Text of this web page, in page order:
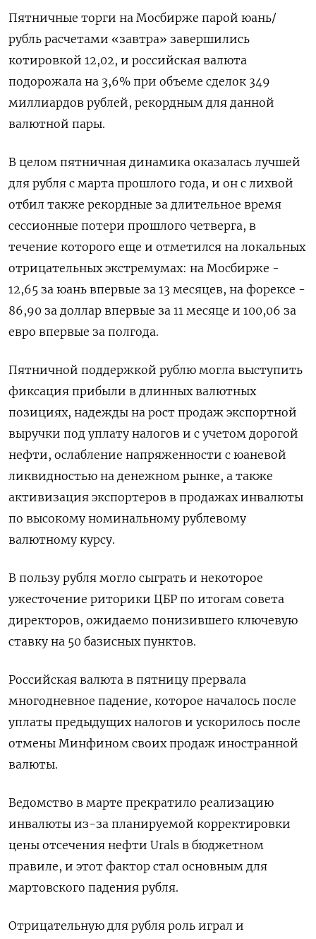
Пятничные торги на Мосбирже парой юань/
рубль расчетами «завтра» завершились
котировкой 12,02, и ​российская валюта
подорожала на 3,6% при объеме сделок 349
миллиардов рублей, рекордным для данной
валютной пары.
В целом пятничная динамика ‌оказалась лучшей
для рубля с марта прошлого года, и он с лихвой
отбил также рекордные за длительное время
сессионные потери ​прошлого четверга, в
течение которого еще и отметился на локальных
отрицательных экстремумах: на Мосбирже -
12,65 за юань впервые за 13 месяцев, ‌на форексе -
86,90 за доллар впервые за 11 месяце и 100,06 за
евро впервые за полгода.
Пятничной поддержкой рублю могла выступить
фиксация прибыли в длинных валютных
позициях, надежды на рост продаж экспортной
выручки под уплату налогов и ​с учетом дорогой
нефти, ослабление напряженности ​с юаневой
ликвидностью на денежном ‌рынке, а также
активизация экспортеров в продажах инвалюты
по высокому номинальному рублевому
валютному курсу.
В пользу рубля могло сыграть и некоторое
ужесточение риторики ​ЦБР по итогам совета
директоров, ожидаемо понизившего ключевую
ставку на 50 базисных пунктов.
Российская валюта в пятницу прервала
многодневное падение, которое началось после
уплаты предыдущих налогов и ускорилось после
отмены Минфином своих продаж иностранной
валюты.
Ведомство в марте прекратило реализацию
инвалюты из-за планируемой корректировки
цены отсечения нефти Urals в бюджетном
правиле, и этот фактор стал основным для
мартовского падения рубля.
Отрицательную для рубля роль играл и